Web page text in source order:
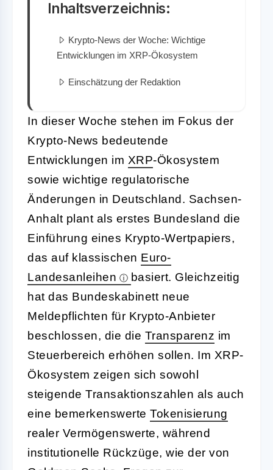
Inhaltsverzeichnis:
Krypto-News der Woche: Wichtige
Entwicklungen im XRP-Ökosystem
Einschätzung der Redaktion
In dieser Woche stehen im Fokus der
Krypto-News bedeutende
Entwicklungen im XRP-Ökosystem
sowie wichtige regulatorische
Änderungen in Deutschland. Sachsen-
Anhalt plant als erstes Bundesland die
Einführung eines Krypto-Wertpapiers,
das auf klassischen Euro-
Landesanleihen
basiert. Gleichzeitig
hat das Bundeskabinett neue
Meldepflichten für Krypto-Anbieter
beschlossen, die die Transparenz im
Steuerbereich erhöhen sollen. Im XRP-
Ökosystem zeigen sich sowohl
steigende Transaktionszahlen als auch
eine bemerkenswerte Tokenisierung
realer Vermögenswerte, während
institutionelle Rückzüge, wie der von